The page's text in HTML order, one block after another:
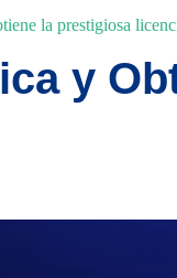
la prestigiosa
y